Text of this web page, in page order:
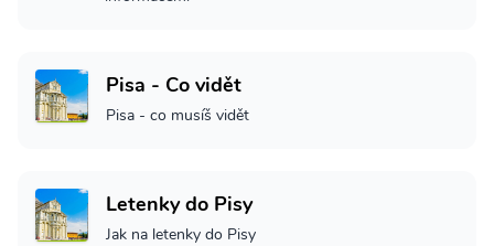
Pisa - Co vidět
Pisa - co musíš vidět
Letenky do Pisy
Jak na letenky do Pisy